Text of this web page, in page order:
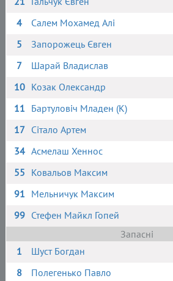
4
Салем Мохамед Алі
5
Запорожець Євген
7
Шарай Владислав
10 Козак Олександр
11 Бартуловіч Младен (К)
17 Сітало Артем
34 Асмелаш Хеннос
55 Ковальов Максим
91 Мельничук Максим
99 Стефен Майкл Гопей
Запасні
1
Шуст Богдан
8
Полегенько Павло